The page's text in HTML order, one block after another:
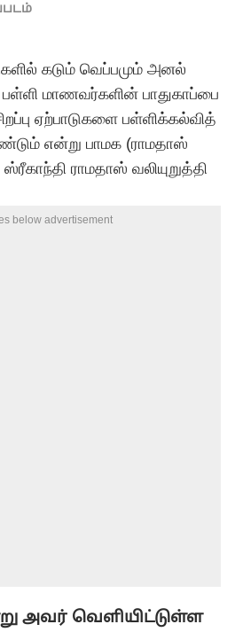
கடும் வெப்பமும் அனல்
மாணவர்களின் பாதுகாப்பை
ஏற்பாடுகளை பள்ளிக்கல்வித்
என்று பாமக (ராமதாஸ்
ராமதாஸ் வலியுறுத்தி
below advertisement
அவர் வெளியிட்டுள்ள